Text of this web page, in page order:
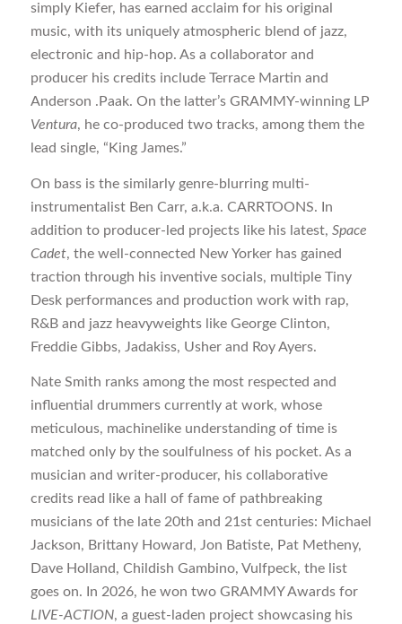
simply Kiefer, has earned acclaim for his original
music, with its uniquely atmospheric blend of jazz,
electronic and hip-hop. As a collaborator and
producer his credits include Terrace Martin and
Anderson .Paak. On the latter’s GRAMMY-winning LP
Ventura, he co-produced two tracks, among them the
lead single, “King James.”
On bass is the similarly genre-blurring multi-
instrumentalist Ben Carr, a.k.a. CARRTOONS. In
addition to producer-led projects like his latest, Space
Cadet, the well-connected New Yorker has gained
traction through his inventive socials, multiple Tiny
Desk performances and production work with rap,
R&B and jazz heavyweights like George Clinton,
Freddie Gibbs, Jadakiss, Usher and Roy Ayers.
Nate Smith ranks among the most respected and
influential drummers currently at work, whose
meticulous, machinelike understanding of time is
matched only by the soulfulness of his pocket. As a
musician and writer-producer, his collaborative
credits read like a hall of fame of pathbreaking
musicians of the late 20th and 21st centuries: Michael
Jackson, Brittany Howard, Jon Batiste, Pat Metheny,
Dave Holland, Childish Gambino, Vulfpeck, the list
goes on. In 2026, he won two GRAMMY Awards for
LIVE-ACTION, a guest-laden project showcasing his